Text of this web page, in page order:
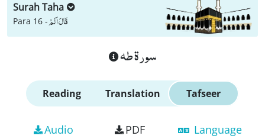
Surah Taha
Para 16 -قَالَ اَلَمْ
سورة طه
Reading Translation Tafseer
Audio PDF Language